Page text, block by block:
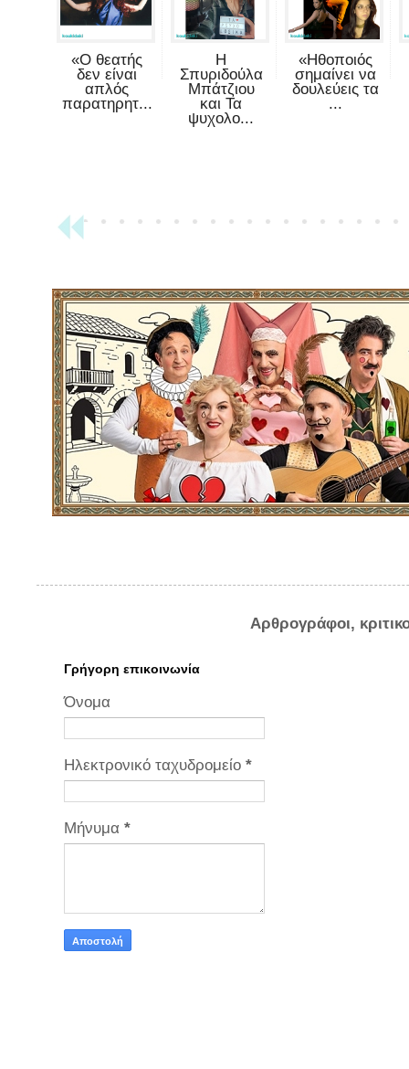
«Ο θεατής
δεν είναι
απλός
παρατηρητ...
Η
Σπυριδούλα
Μπάτζιου
και Τα
ψυχολο...
«Ηθοποιός
σημαίνει να
δουλεύεις τα
...
Αρθρογράφοι,
Γρήγορη επικοινωνία
Όνομα
Ηλεκτρονικό ταχυδρομείο *
Μήνυμα *